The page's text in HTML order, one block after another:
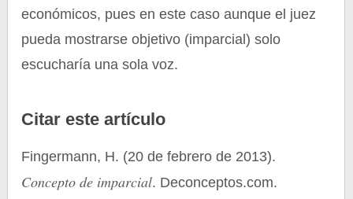
económicos, pues en este caso aunque el juez
pueda mostrarse objetivo (imparcial) solo
escucharía una sola voz.
Citar este artículo
Fingermann, H. (20 de febrero de 2013).
Concepto de imparcial. Deconceptos.com.